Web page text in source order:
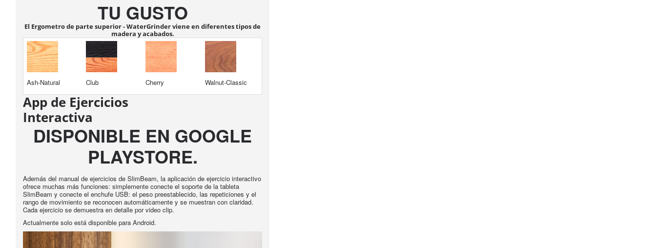
TU GUSTO
El Ergometro de parte superior - WaterGrinder viene en diferentes tipos de
madera y acabados.
Ash-Natural Club Cherry Walnut-Classic
App de Ejercicios
Interactiva
DISPONIBLE EN GOOGLE
PLAYSTORE.
Además del manual de ejercicios de SlimBeam, la aplicación de ejercicio interactivo
ofrece muchas más funciones: simplemente conecte el soporte de la tableta
SlimBeam y conecte el enchufe USB: el peso preestablecido, las repeticiones y el
rango de movimiento se reconocen automáticamente y se muestran con claridad.
Cada ejercicio se demuestra en detalle por video clip.
Actualmente solo está disponible para Android.